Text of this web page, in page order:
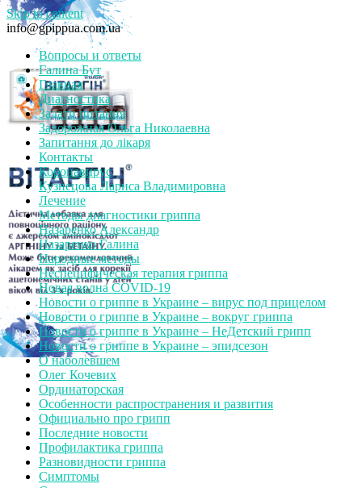
Skip to content
info@gpippua.com.ua
Вопросы и ответы
Галина Бут
Главная
Диагностика
Задати питання
Задорожная Ольга Николаевна
Запитання до лікаря
Контакты
Коронавирус
Кузнецова Лариса Владимировна
Лечение
Методы диагностики гриппа
Назаренко Александр
Назаренко Галина
Народные методы
Неспецифическая терапия гриппа
Новая волна COVID-19
Новости о гриппе в Украине – вирус под прицелом
Новости о гриппе в Украине – вокруг гриппа
Новости о гриппе в Украине – НеДетский грипп
Новости о гриппе в Украине – эпидсезон
О наболевшем
Олег Кочевих
Ординаторская
Особенности распространения и развития
Официально про грипп
Последние новости
Профилактика гриппа
Разновидности гриппа
Симптомы